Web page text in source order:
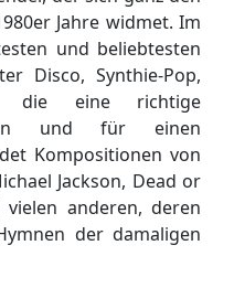
Jahre widmet. Im
und beliebtesten
Disco, Synthie-Pop,
die eine richtige
und für einen
Kompositionen von
Jackson, Dead or
anderen, deren
der damaligen